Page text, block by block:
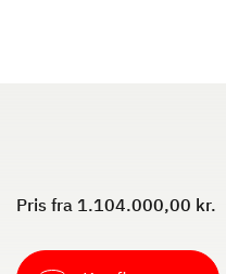
Dethleffs originalt tilbehør
Pris fra 1.104.000,00 kr.